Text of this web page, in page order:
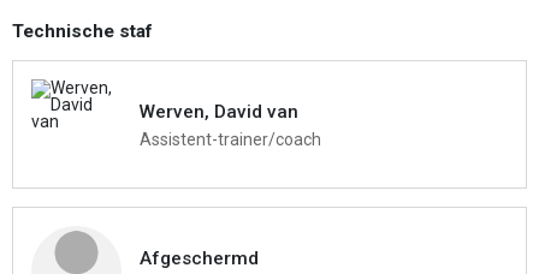
Technische staf
Werven, David van
Assistent-trainer/coach
Afgeschermd